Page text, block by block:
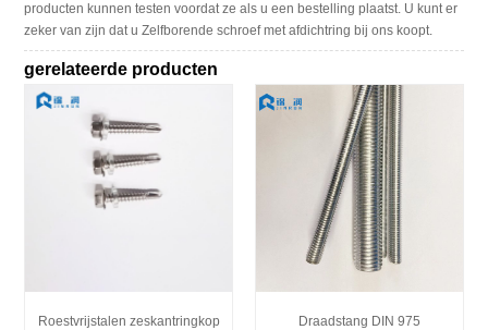
producten kunnen testen voordat ze als u een bestelling plaatst. U kunt er
zeker van zijn dat u Zelfborende schroef met afdichtring bij ons koopt.
gerelateerde producten
Roestvrijstalen zeskantringkop
Draadstang DIN 975